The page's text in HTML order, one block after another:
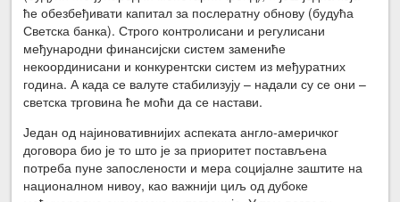
ће обезбеђивати капитал за послератну обнову (будућа
Светска банка). Строго контролисани и регулисани
међународни финансијски систем замениће
некоординисани и конкурентски систем из међуратних
година. А када се валуте стабилизују – надали су се они –
светска трговина ће моћи да се настави.
Један од најиновативнијих аспеката англо-америчког
договора био је то што је за приоритет постављена
потреба пуне запослености и мера социјалне заштите на
националном нивоу, као важнији циљ од дубоке